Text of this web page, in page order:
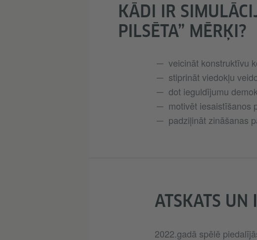
KĀDI IR
PILSĒTA” MĒRĶI?
veicināt konstruktīvu
stiprināt viedokļu
dot ieguldījumu
motivēt iesaistīšanos
padziļināt zināšanas
ATSKATS UN
2022.gadā spēlē